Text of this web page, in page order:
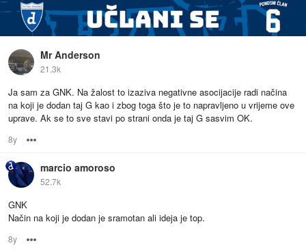
Mr Anderson
21.3k
Ja sam za GNK. Na žalost to izaziva negativne asocijacije radi načina
na koji je dodan taj G kao i zbog toga što je to napravljeno u vrijeme ove
uprave. Ak se to sve stavi po strani onda je taj G sasvim OK.
8y
marcio amoroso
52.7k
GNK
Način na koji je dodan je sramotan ali ideja je top.
8y